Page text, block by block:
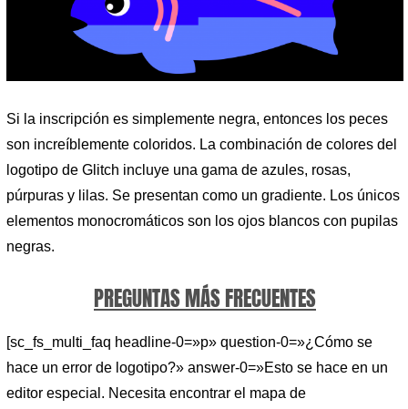
Si la inscripción es simplemente negra, entonces los peces
son increíblemente coloridos. La combinación de colores del
logotipo de Glitch incluye una gama de azules, rosas,
púrpuras y lilas. Se presentan como un gradiente. Los únicos
elementos monocromáticos son los ojos blancos con pupilas
negras.
PREGUNTAS MÁS FRECUENTES
[sc_fs_multi_faq headline-0=»p» question-0=»¿Cómo se
hace un error de logotipo?» answer-0=»Esto se hace en un
editor especial. Necesita encontrar el mapa de